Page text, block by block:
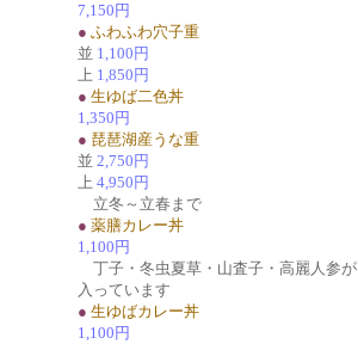
7,150円
● ふわふわ穴子重
並 1,100円
上 1,850円
● 生ゆば二色丼
1,350円
● 琵琶湖産うな重
並 2,750円
上 4,950円
立冬～立春まで
● 薬膳カレー丼
1,100円
丁子・冬虫夏草・山査子・高麗人参が
入っています
● 生ゆばカレー丼
1,100円